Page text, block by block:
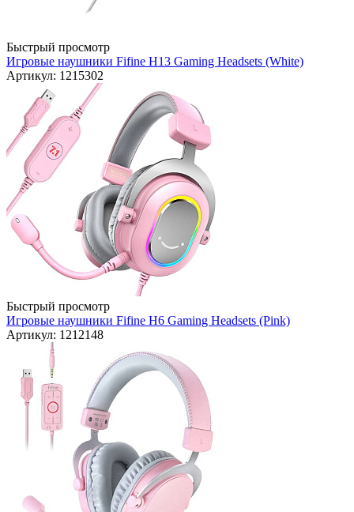
Быстрый просмотр
Игровые наушники Fifine H13 Gaming Headsets (White)
Артикул: 1215302
Быстрый просмотр
Игровые наушники Fifine H6 Gaming Headsets (Pink)
Артикул: 1212148